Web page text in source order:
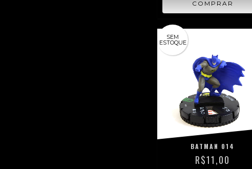
SEM
ESTOQUE
BATMAN 014
R$11,00